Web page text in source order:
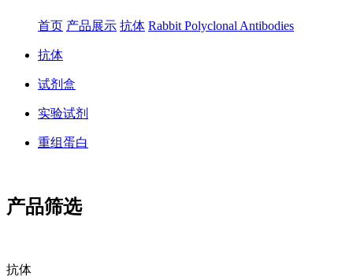
首页 产品展示 抗体 Rabbit Polyclonal Antibodies
抗体
试剂盒
实验试剂
重组蛋白
产品筛选
抗体